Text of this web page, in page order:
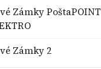
Zámky PoštaPOINT
Zámky 2